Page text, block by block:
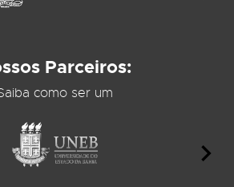
Parceiros:
como ser um